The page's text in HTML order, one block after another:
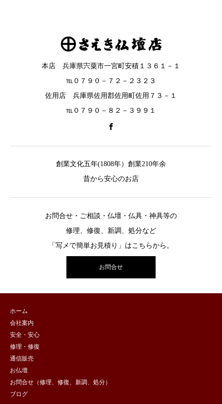
本店 兵庫県宍粟市一宮町安積１３６１－１
℡０７９０－７２－２３２３
佐用店 兵庫県佐用郡佐用町佐用７３－１
℡０７９０－８２－３９９１
創業文化五年(1808年）創業210年余
昔から安心のお店
お問合せ・ご相談・仏壇・仏具・神具等の
修理、修復、新調、処分など
「写メで簡単お見積り」はこちらから。
お問合せ
ホーム
会社案内
安全・安心
修理・修復
通信販売
お仏壇
お問合せ（修理、修復、新調、処分）
ブログ